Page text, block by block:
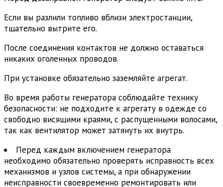
Если вы разлили топливо вблизи электростанции,
тщательно вытрите его.
После соединения контактов не должно оставаться
никаких оголенных проводов.
При установке обязательно заземляйте агрегат.
Во время работы генератора соблюдайте технику
безопасности: не подходите к агрегату в одежде со
свободно висящими краями, с распущенными волосами,
так как вентилятор может затянуть их внутрь.
Перед каждым включением генератора
необходимо обязательно проверять исправность всех
механизмов и узлов системы, а при обнаружении
неисправности своевременно ремонтировать или